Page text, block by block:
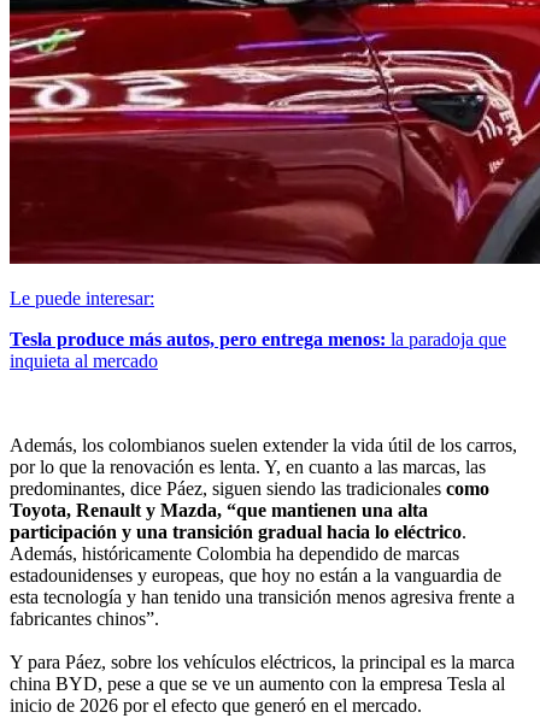
Le puede interesar:
Tesla produce más autos, pero entrega menos: la paradoja que
inquieta al mercado
Además, los colombianos suelen extender la vida útil de los carros,
por lo que la renovación es lenta. Y, en cuanto a las marcas, las
predominantes, dice Páez, siguen siendo las tradicionales como
Toyota, Renault y Mazda, “que mantienen una alta
participación y una transición gradual hacia lo eléctrico.
Además, históricamente Colombia ha dependido de marcas
estadounidenses y europeas, que hoy no están a la vanguardia de
esta tecnología y han tenido una transición menos agresiva frente a
fabricantes chinos”.
Y para Páez, sobre los vehículos eléctricos, la principal es la marca
china BYD, pese a que se ve un aumento con la empresa Tesla al
inicio de 2026 por el efecto que generó en el mercado.